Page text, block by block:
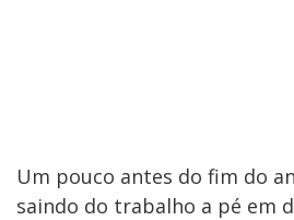
Um pouco antes do fim do
saindo do trabalho a pé em